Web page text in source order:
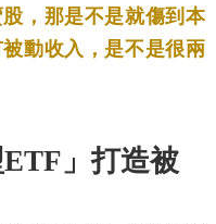
，那是不是就傷到本
動收入，是不是很兩
」打造被